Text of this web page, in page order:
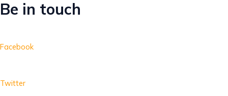
Be in touch
Facebook
Twitter